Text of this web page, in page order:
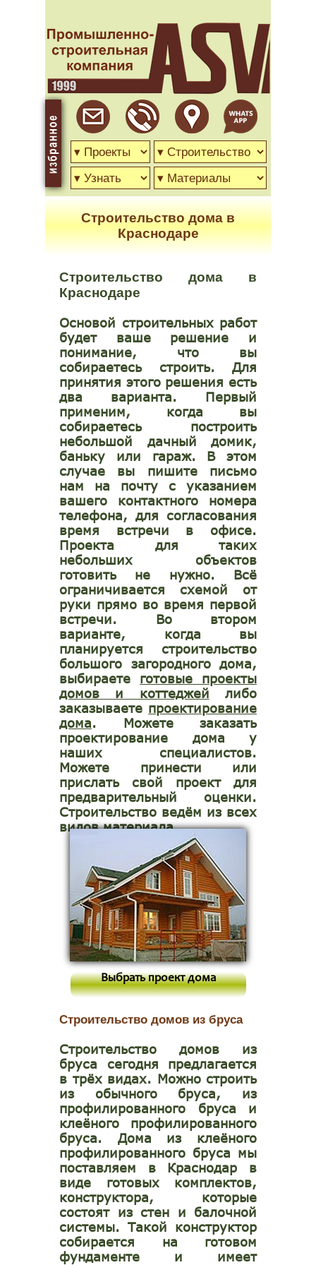
Строительство дома в
Краснодаре
Строительство дома в
Краснодаре
Основой строительных работ
будет ваше решение и
понимание, что вы
собираетесь строить. Для
принятия этого решения есть
два варианта. Первый
применим, когда вы
собираетесь построить
небольшой дачный домик,
баньку или гараж. В этом
случае вы пишите письмо
нам на почту с указанием
вашего контактного номера
телефона, для согласования
время встречи в офисе.
Проекта для таких
небольших объектов
готовить не нужно. Всё
ограничивается схемой от
руки прямо во время первой
встречи. Во втором
варианте, когда вы
планируется строительство
большого загородного дома,
выбираете готовые проекты
домов и коттеджей либо
заказываете проектирование
дома. Можете заказать
проектирование дома у
наших специалистов.
Можете принести или
прислать свой проект для
предварительный оценки.
Строительство ведём из всех
видов материала.
Строительство домов из бруса
Строительство домов из
бруса сегодня предлагается
в трёх видах. Можно строить
из обычного бруса, из
профилированного бруса и
клеёного профилированного
бруса. Дома из клеёного
профилированного бруса мы
поставляем в Краснодар в
виде готовых комплектов,
конструктора, которые
состоят из стен и балочной
системы. Такой конструктор
собирается на готовом
фундаменте и имеет
Выбрать проект дома